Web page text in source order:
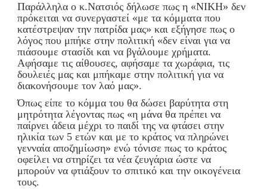
Παράλληλα ο κ.Νατσιός δήλωσε πως η «ΝΙΚΗ» δεν
πρόκειται να συνεργαστεί «με τα κόμματα που
κατέστρεψαν την πατρίδα μας» και εξήγησε πως ο
λόγος που μπήκε στην πολιτική «δεν είναι για να
πιάσουμε στασίδι και να βγάλουμε χρήματα.
Αφήσαμε τις αίθουσες, αφήσαμε τα χωράφια, τις
δουλειές μας και μπήκαμε στην πολιτική για να
διακονήσουμε τον λαό μας».
Όπως είπε το κόμμα του θα δώσει βαρύτητα στη
μητρότητα λέγοντας πως «η μάνα θα πρέπει να
παίρνει άδεια μέχρι το παιδί της να φτάσει στην
ηλικία των 5 ετών και με το κράτος να πληρώνει
γενναία αποζημίωση» ενώ τόνισε πως το κράτος
οφείλει να στηρίζει τα νέα ζευγάρια ώστε να
μπορούν να φτιάξουν το σπιτικό και την οικογένεια
τους.